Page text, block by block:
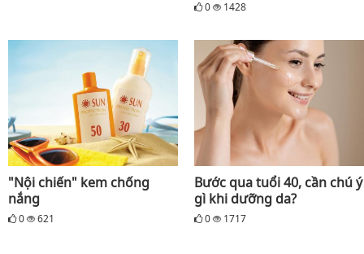
0 1428
"Nội chiến" kem chống
nắng
0 621
Bước qua tuổi 40, cần chú ý
gì khi dưỡng da?
0 1717